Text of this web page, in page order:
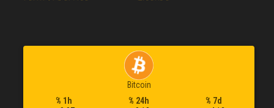
Bitcoin
% 1h
% 24h
% 7d